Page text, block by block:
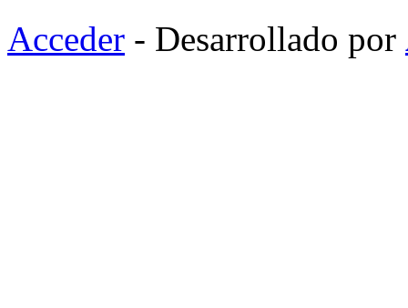
Acceder - Desarrollado por